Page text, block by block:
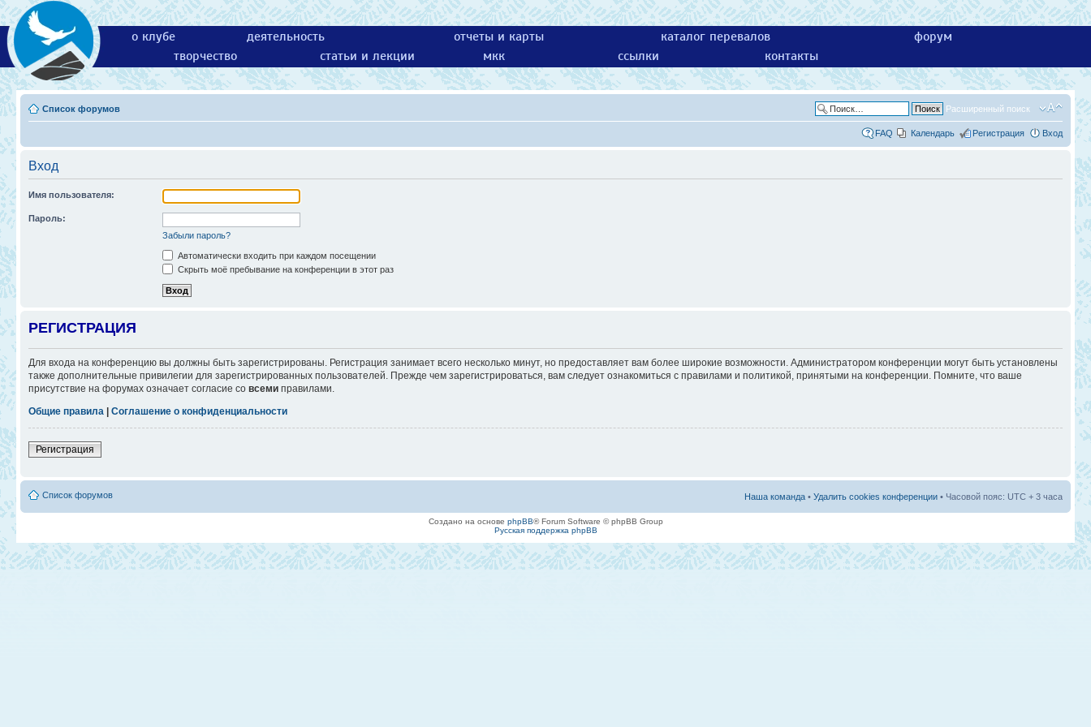
о клубе деятельность отчеты и карты каталог перевалов
форум
творчество
статьи и лекции мкк ссылки контакты
Список форумов Расширенный поиск
FAQ Календарь Регистрация Вход
Вход
Имя пользователя:
Пароль:
Забыли пароль?
Автоматически входить при каждом посещении
Скрыть моё пребывание на конференции в этот раз
РЕГИСТРАЦИЯ
Для входа на конференцию вы должны быть зарегистрированы. Регистрация занимает всего несколько минут, но предоставляет вам более широкие возможности. Администратором конференции могут быть установлены
также дополнительные привилегии для зарегистрированных пользователей. Прежде чем зарегистрироваться, вам следует ознакомиться с правилами и политикой, принятыми на конференции. Помните, что ваше
присутствие на форумах означает согласие со всеми правилами.
Общие правила | Соглашение о конфиденциальности
Регистрация
Список форумов Наша команда • Удалить cookies конференции • Часовой пояс: UTC + 3 часа
Создано на основе phpBB® Forum Software © phpBB Group
Русская поддержка phpBB